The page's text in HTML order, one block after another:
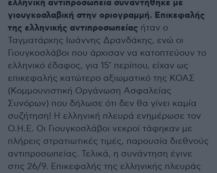
ελληνική αντιπροσωπεία συναντήθηκε με
γιουγκοσλαβική στην οριογραμμή. Επικεφαλής
της ελληνικής αντιπροσωπείας ήταν ο
Ταγματάρχης Ιωάννης Δρανδάκης, ενώ οι
Γιουγκοσλάβοι που άρχισαν να κατοπτεύουν το
ελληνικό έδαφος, για 15’ περίπου, είχαν ως
επικεφαλής κατώτερο αξιωματικό της ΚΟΑΣ
(Κομμουνιστική Οργάνωση Ασφαλείας
Συνόρων) που δήλωσε ότι δεν θα γίνει καμία
συζήτηση! Η ελληνική πλευρά ενημέρωσε τον
Ο.Η.Ε. Οι Γιουγκοσλάβοι νεκροί τάφηκαν με
πλήρεις στρατιωτικές τιμές, παρουσία διεθνούς
αντιπροσωπείας. Τελικά, η συνάντηση έγινε
στις 26/9. Επικεφαλής της ελληνικής πλευράς